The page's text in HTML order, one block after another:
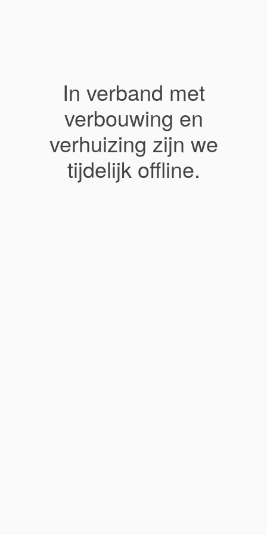
In verband met
verbouwing en
verhuizing zijn we
tijdelijk offline.